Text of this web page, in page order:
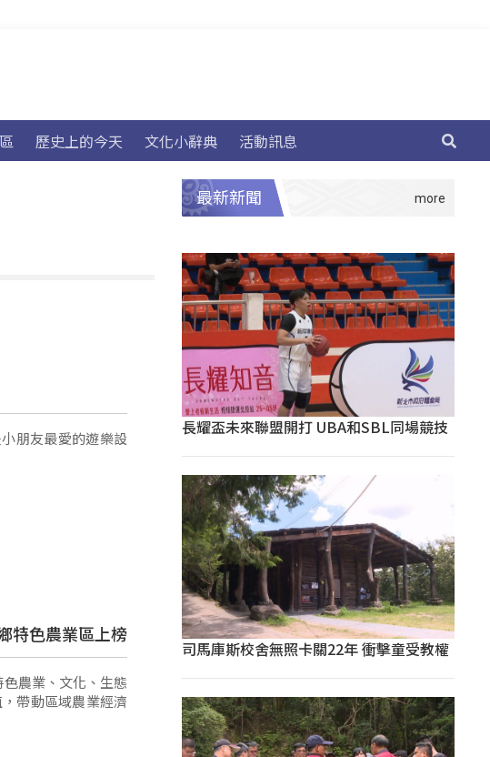
歷史上的今天 文化小辭典 活動訊息
朋友最愛的遊樂設
特色農業區上榜
農業、文化、生態
帶動區域農業經濟
最新新聞
長耀盃未來聯盟開打 UBA和SBL同場競技
司馬庫斯校舍無照卡關22年 衝擊童受教權